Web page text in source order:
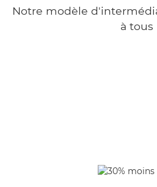
Notre modèle
à tous